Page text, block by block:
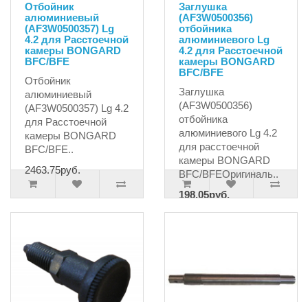
Отбойник
алюминиевый
(AF3W0500357) Lg
4.2 для Расстоечной
камеры BONGARD
BFC/BFE
Отбойник
алюминиевый
(AF3W0500357) Lg 4.2
для Расстоечной
камеры BONGARD
BFC/BFE..
2463.75руб.
Заглушка
(AF3W0500356)
отбойника
алюминиевого Lg
4.2 для Расстоечной
камеры BONGARD
BFC/BFE
Заглушка
(AF3W0500356)
отбойника
алюминиевого Lg 4.2
для расстоечной
камеры BONGARD
BFC/BFEОригиналь..
198.05руб.